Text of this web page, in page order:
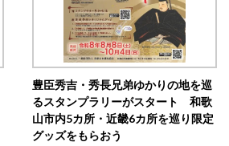
豊臣秀吉・秀長兄弟ゆかりの地を巡
るスタンプラリーがスタート 和歌
山市内5カ所・近畿6カ所を巡り限定
グッズをもらおう